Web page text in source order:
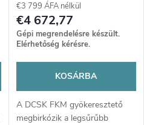
€3 799 ÁFA nélkül
€4 672,77
Gépi megrendelésre készült.
Elérhetőség kérésre.
KOSÁRBA
A DCSK FKM gyökeresztető
megbirkózik a legsűrűbb